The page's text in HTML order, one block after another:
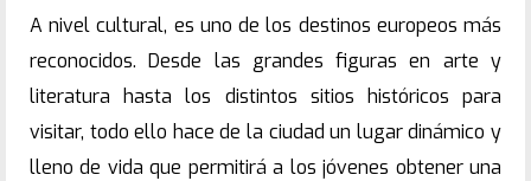
A nivel cultural, es uno de los destinos europeos más
reconocidos. Desde las grandes figuras en arte y
literatura hasta los distintos sitios históricos para
visitar, todo ello hace de la ciudad un lugar dinámico y
lleno de vida que permitirá a los jóvenes obtener una